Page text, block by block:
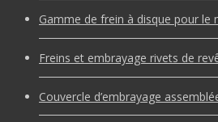
Gamme de frein à disque pour le
Freins et embrayage rivets de
Couvercle d’embrayage